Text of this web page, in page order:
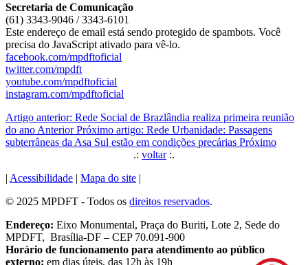
Secretaria de Comunicação
(61) 3343-9046 / 3343-6101
Este endereço de email está sendo protegido de spambots. Você
precisa do JavaScript ativado para vê-lo.
facebook.com/mpdftoficial
twitter.com/mpdft
youtube.com/mpdftoficial
instagram.com/mpdftoficial
Artigo anterior: Rede Social de Brazlândia realiza primeira reunião
do ano Anterior Próximo artigo: Rede Urbanidade: Passagens
subterrâneas da Asa Sul estão em condições precárias Próximo
.: voltar:.
| Acessibilidade | Mapa do site |
© 2025 MPDFT - Todos os direitos reservados.
Endereço: Eixo Monumental, Praça do Buriti, Lote 2, Sede do
MPDFT, Brasília-DF – CEP 70.091-900
Horário de funcionamento para atendimento ao público
externo: em dias úteis, das 12h às 19h